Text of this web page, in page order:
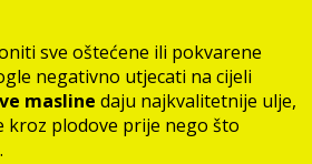
sve oštećene ili pokvarene
negativno utjecati na cijeli
masline daju najkvalitetnije ulje,
plodove prije nego što